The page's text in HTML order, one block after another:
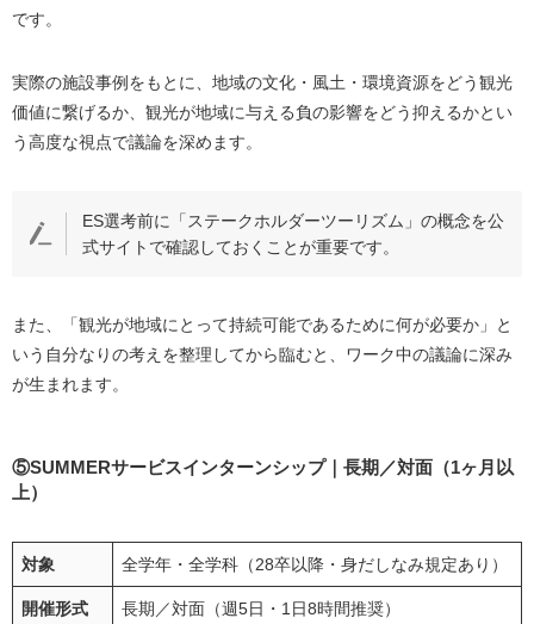
です。
実際の施設事例をもとに、地域の文化・風土・環境資源をどう観光
価値に繋げるか、観光が地域に与える負の影響をどう抑えるかとい
う高度な視点で議論を深めます。
ES選考前に「ステークホルダーツーリズム」の概念を公
式サイトで確認しておくことが重要です。
また、「観光が地域にとって持続可能であるために何が必要か」と
いう自分なりの考えを整理してから臨むと、ワーク中の議論に深み
が生まれます。
⑤SUMMERサービスインターンシップ｜長期／対面（1ヶ月以
上）
対象 全学年・全学科（28卒以降・身だしなみ規定あり）
開催形式 長期／対面（週5日・1日8時間推奨）